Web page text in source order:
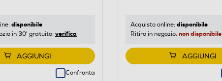
disponibile
in 30' gratuito: verifica
AGGIUNGI
Confronta
Acquisto online: disponibile
Ritiro in negozio: non disponibile
AGGIUNGI